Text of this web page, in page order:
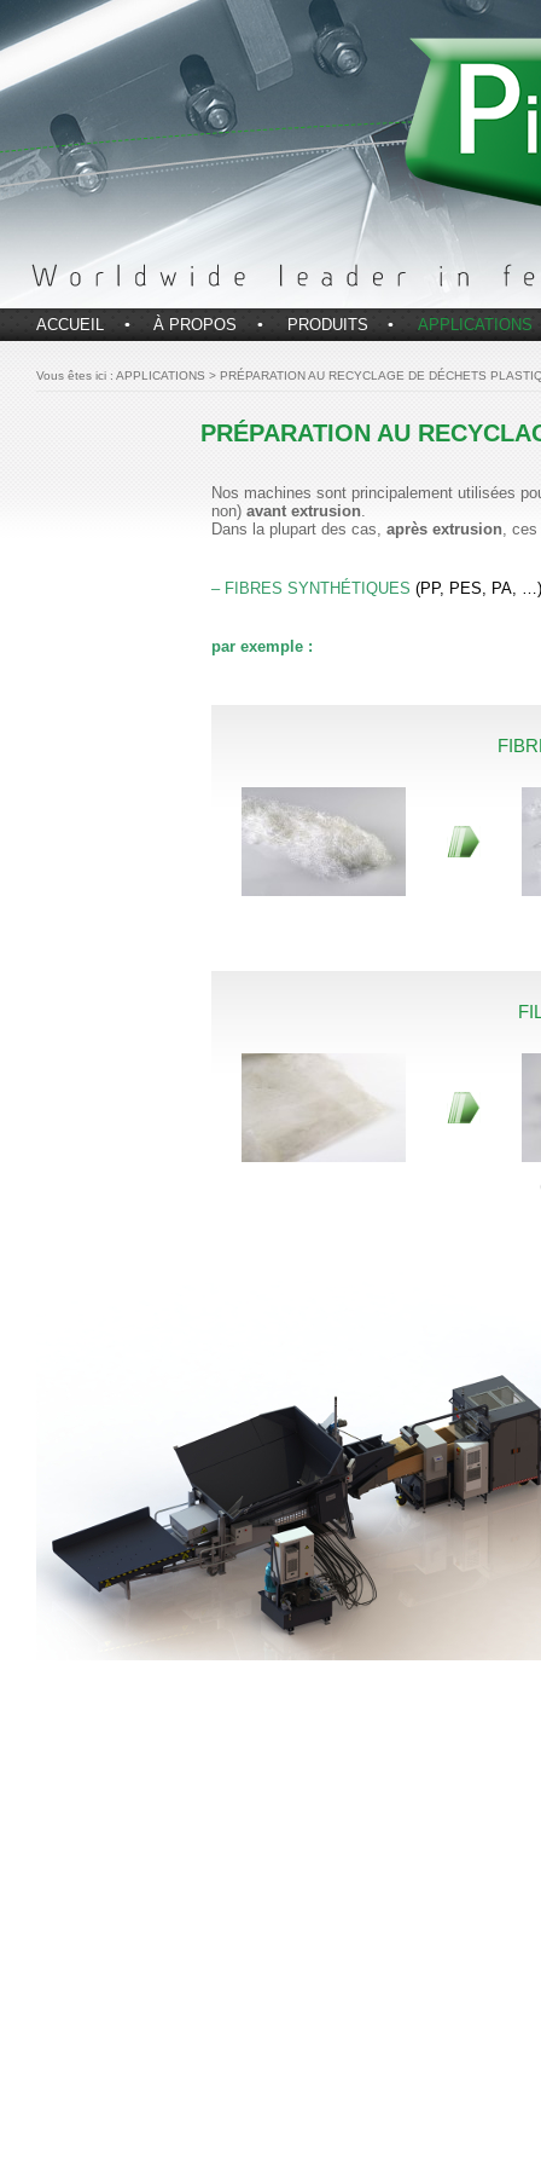
ACCUEIL À PROPOS PRODUITS APPLICATIONS
Vous êtes ici : APPLICATIONS > PRÉPARATION AU RECYCLAGE DE DÉCHETS
PRÉPARATION AU
Nos machines sont principalement utilisées
non) avant extrusion.
Dans la plupart des cas, après extrusion,
– FIBRES SYNTHÉTIQUES (PP, PES, PA, …)
par exemple :